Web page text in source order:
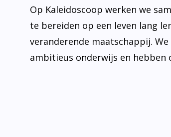
Op Kaleidoscoop werken we
te bereiden op een leven lang
veranderende maatschappij.
ambitieus onderwijs en hebben